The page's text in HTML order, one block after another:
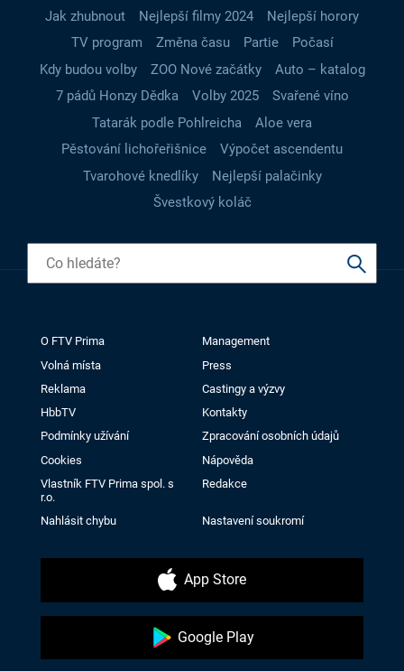
Jak zhubnout Nejlepší filmy 2024
Nejlepší horory
TV program
Změna času Partie
Počasí
Kdy budou volby
ZOO Nové začátky
Auto – katalog
7 pádů Honzy Dědka
Volby 2025
Svařené víno
Tatarák podle Pohlreicha
Aloe vera
Pěstování lichořeřišnice
Výpočet ascendentu
Tvarohové knedlíky
Nejlepší palačinky
Švestkový koláč
O FTV Prima
Management
Volná místa
Press
Reklama
Castingy a výzvy
HbbTV
Kontakty
Podmínky užívání
Zpracování osobních údajů
Cookies
Nápověda
Vlastník FTV Prima spol. s
r.o.
Redakce
Nahlásit chybu Nastavení soukromí
App Store
Google Play